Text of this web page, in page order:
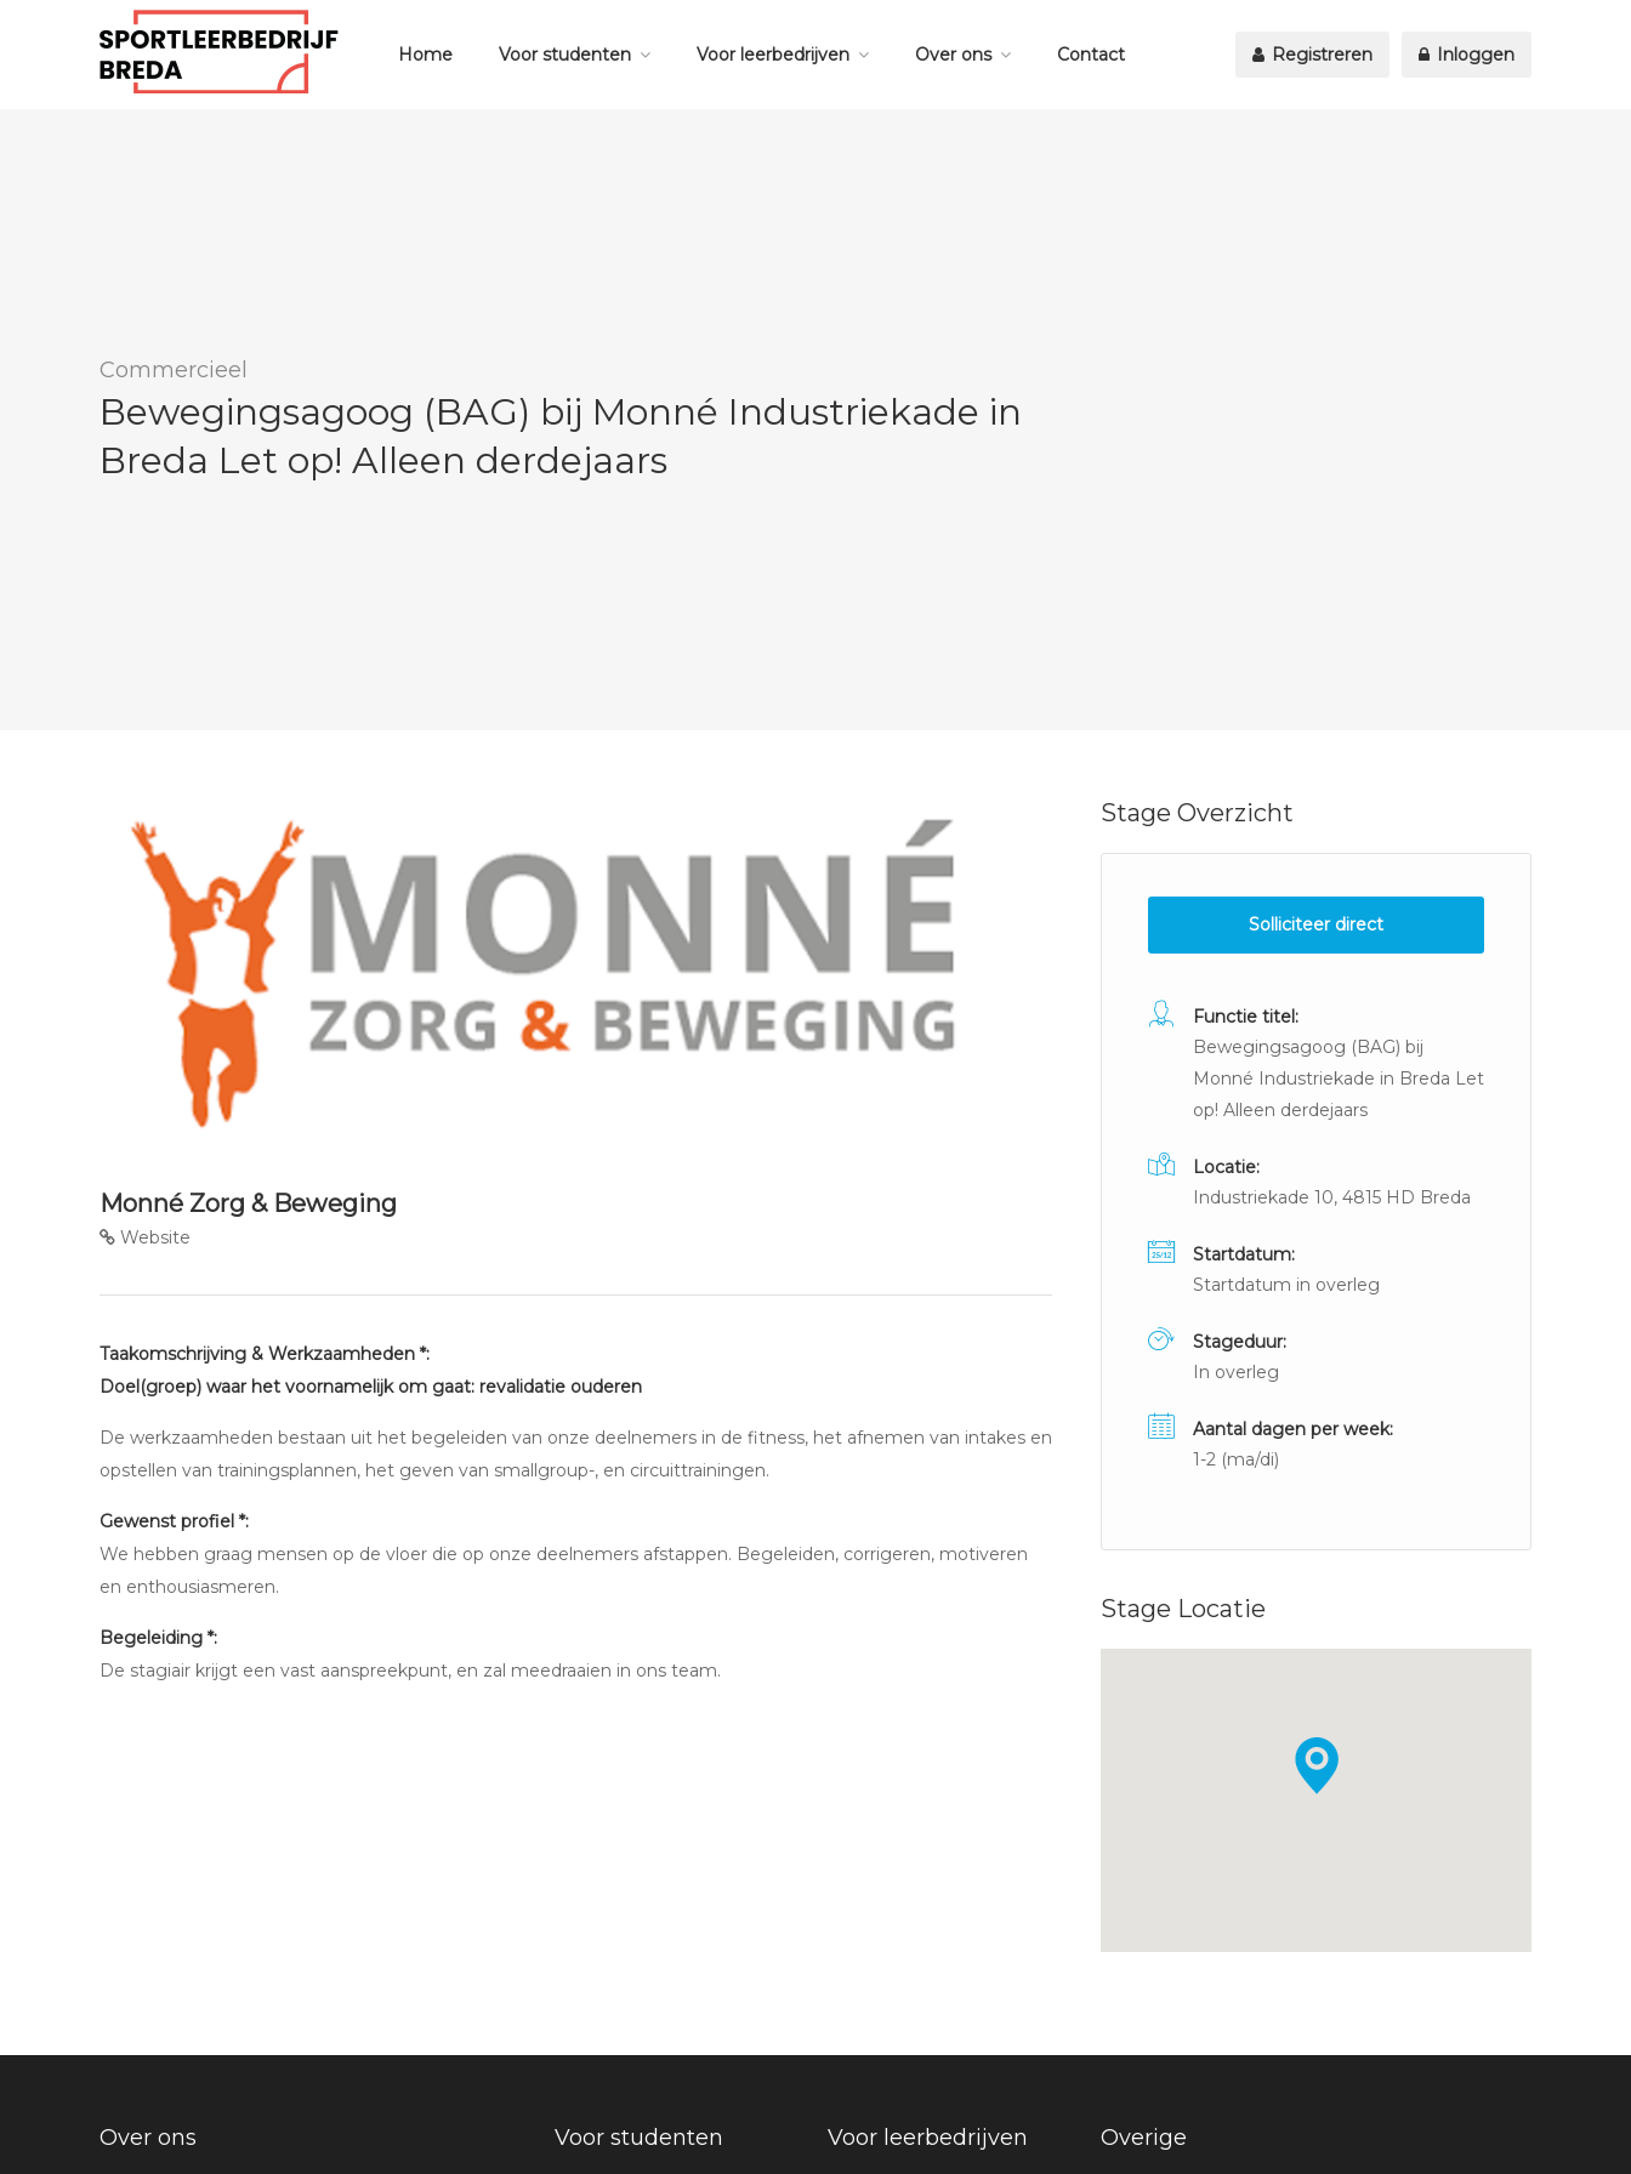
Home Voor studenten Voor leerbedrijven Over ons Contact Registreren Inloggen
Commercieel
Bewegingsagoog (BAG) bij Monné Industriekade in
Breda Let op! Alleen derdejaars
Monné Zorg & Beweging
Website
Taakomschrijving & Werkzaamheden *:
Doel(groep) waar het voornamelijk om gaat: revalidatie ouderen
De werkzaamheden bestaan uit het begeleiden van onze deelnemers in de fitness, het afnemen van intakes en
opstellen van trainingsplannen, het geven van smallgroup-, en circuittrainingen.
Gewenst profiel *:
We hebben graag mensen op de vloer die op onze deelnemers afstappen. Begeleiden, corrigeren, motiveren
en enthousiasmeren.
Begeleiding *:
De stagiair krijgt een vast aanspreekpunt, en zal meedraaien in ons team.
Stage Overzicht
Solliciteer direct
Functie titel:
Bewegingsagoog (BAG) bij
Monné Industriekade in Breda Let
op! Alleen derdejaars
Locatie:
Industriekade 10, 4815 HD Breda
Startdatum:
Startdatum in overleg
Stageduur:
In overleg
Aantal dagen per week:
1-2 (ma/di)
Stage Locatie
Over ons Voor studenten Voor leerbedrijven Overige